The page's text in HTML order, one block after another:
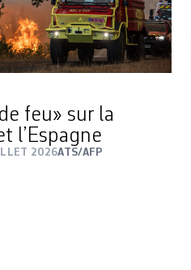
feu» sur la
l’Espagne
2026ATS/AFP